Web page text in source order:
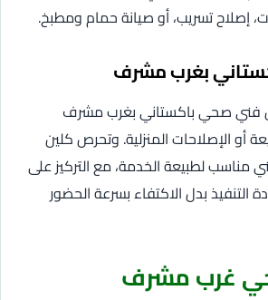
إصلاح تسريب، أو صيانة حمام ومطبخ.
بغرب مشرف
فني صحي باكستاني بغرب مشرف
أو الإصلاحات المنزلية. وتحرص كلين
لطبيعة الخدمة، مع التركيز على
التنفيذ بدل الاكتفاء بسرعة الحضور
غرب مشرف